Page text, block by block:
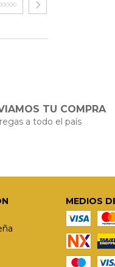
TU COMPRA
a todo el país
MEDIOS